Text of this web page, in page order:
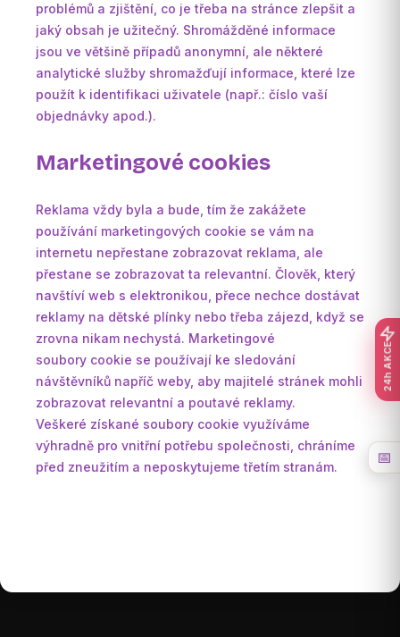
problémů a zjištění, co je třeba na stránce zlepšit a
jaký obsah je užitečný. Shromážděné informace
jsou ve většině případů anonymní, ale některé
analytické služby shromažďují informace, které lze
použít k identifikaci uživatele (např.: číslo vaší
objednávky apod.).
Marketingové cookies
Reklama vždy byla a bude, tím že zakážete
používání marketingových cookie se vám na
internetu nepřestane zobrazovat reklama, ale
přestane se zobrazovat ta relevantní. Člověk, který
navštíví web s elektronikou, přece nechce dostávat
reklamy na dětské plínky nebo třeba zájezd, když se
zrovna nikam nechystá. Marketingové
soubory cookie se používají ke sledování
návštěvníků napříč weby, aby majitelé stránek mohli
zobrazovat relevantní a poutavé reklamy.
Veškeré získané soubory cookie využíváme
výhradně pro vnitřní potřebu společnosti, chráníme
před zneužitím a neposkytujeme třetím stranám.
24h AKCE
📅